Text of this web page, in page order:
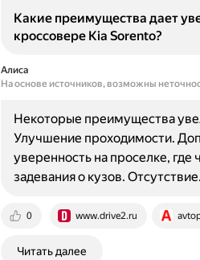
Какие преимущества дает
кроссовере Kia Sorento?
Алиса
На основе источников, возможны
0 www.drive2.ru
Некоторые преимущества
Улучшение проходимости.
уверенность на проселке,
задевания о кузов.
Читать далее